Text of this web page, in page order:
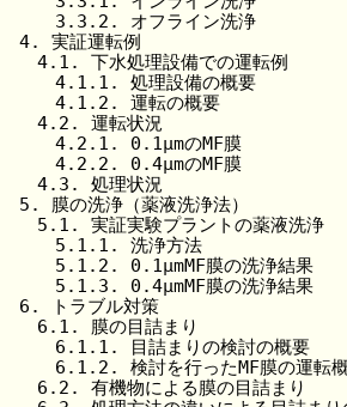
3.3.2. オフライン洗浄
4. 実証運転例
4.1. 下水処理設備での運転例
4.1.1. 処理設備の概要
4.1.2. 運転の概要
4.2. 運転状況
4.2.1. 0.1μmのMF膜
4.2.2. 0.4μmのMF膜
4.3. 処理状況
5. 膜の洗浄（薬液洗浄法）
5.1. 実証実験プラントの薬液洗浄
5.1.1. 洗浄方法
5.1.2. 0.1μmMF膜の洗浄結果
5.1.3. 0.4μmMF膜の洗浄結果
6. トラブル対策
6.1. 膜の目詰まり
6.1.1. 目詰まりの検討の概要
6.1.2. 検討を行ったMF膜の運転
6.2. 有機物による膜の目詰まり